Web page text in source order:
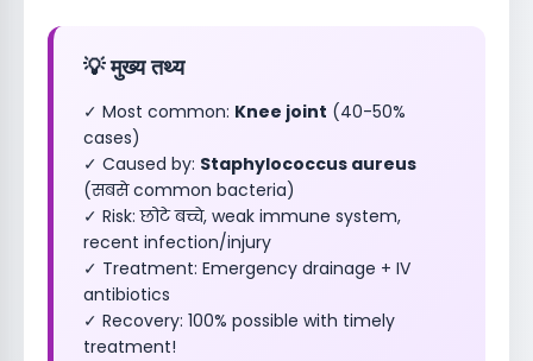
💡 मुख्य तथ्य
✓ Most common: Knee joint (40-50%
cases)
✓ Caused by: Staphylococcus aureus
(सबसे common bacteria)
✓ Risk: छोटे बच्चे, weak immune system,
recent infection/injury
✓ Treatment: Emergency drainage + IV
antibiotics
✓ Recovery: 100% possible with timely
treatment!